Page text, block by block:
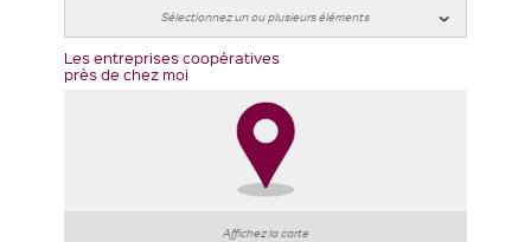
Les entreprises coopératives
près de chez moi
Affichez la carte